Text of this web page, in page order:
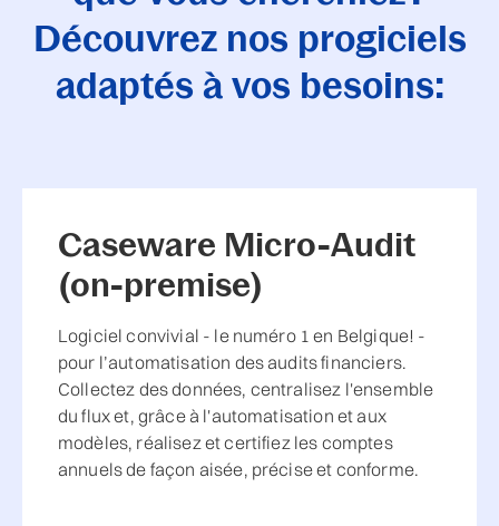
Découvrez nos progiciels
adaptés à vos besoins:
Caseware Micro-Audit
(on-premise)
Logiciel convivial - le numéro 1 en Belgique! -
pour l’automatisation des audits financiers.
Collectez des données, centralisez l'ensemble
du flux et, grâce à l'automatisation et aux
modèles, réalisez et certifiez les comptes
annuels de façon aisée, précise et conforme.